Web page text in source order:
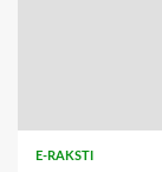
E-RAKSTI